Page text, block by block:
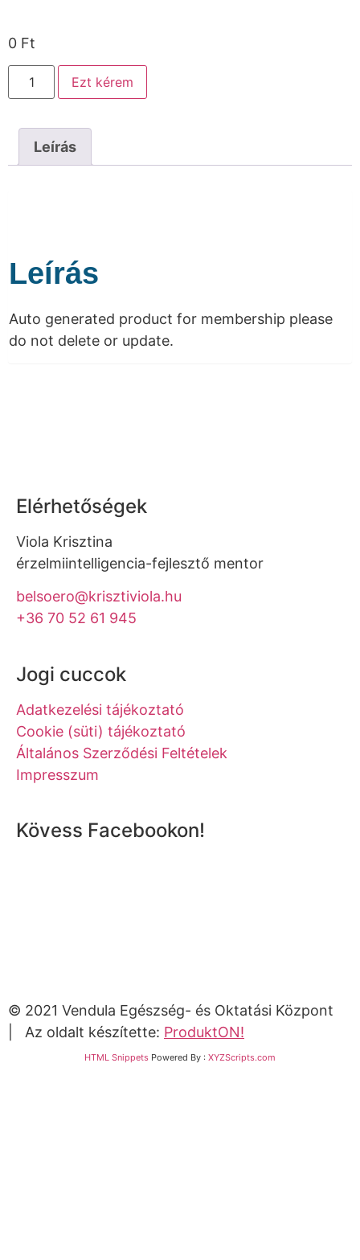
0 Ft
Ezt kérem
Leírás
Leírás
Auto generated product for membership please
do not delete or update.
Elérhetőségek
Viola Krisztina
érzelmiintelligencia-fejlesztő mentor
belsoero@krisztiviola.hu
+36 70 52 61 945
Jogi cuccok
Adatkezelési tájékoztató
Cookie (süti) tájékoztató
Általános Szerződési Feltételek
Impresszum
Kövess Facebookon!
© 2021 Vendula Egészség- és Oktatási Központ
| Az oldalt készítette: ProduktON!
HTML Snippets Powered By : XYZScripts.com